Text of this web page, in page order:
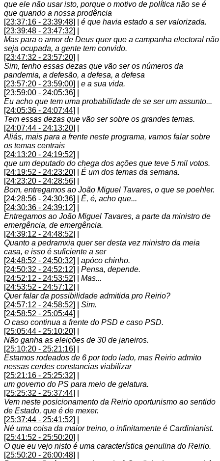
que ele não usar isto, porque o motivo de política não se é
que quando a nossa prodência
[23:37:16 - 23:39:48]
é que havia estado a ser valorizada.
[23:39:48 - 23:47:32]
Mas para o amor de Deus quer que a campanha electoral não
seja ocupada, a gente tem convido.
[23:47:32 - 23:57:20]
Sim, tenho essas dezas que vão ser os números da
pandemia, a defesão, a defesa, a defesa
[23:57:20 - 23:59:00]
e a sua vida.
[23:59:00 - 24:05:36]
Eu acho que tem uma probabilidade de se ser um assunto...
[24:05:36 - 24:07:44]
Tem essas dezas que vão ser sobre os grandes temas.
[24:07:44 - 24:13:20]
Aliás, mais para a frente neste programa, vamos falar sobre
os temas centrais
[24:13:20 - 24:19:52]
que um deputado do chega dos ações que teve 5 mil votos.
[24:19:52 - 24:23:20]
É um dos temas da semana.
[24:23:20 - 24:28:56]
Bom, entregamos ao João Miguel Tavares, o que se poehler.
[24:28:56 - 24:30:36]
É, é, acho que...
[24:30:36 - 24:39:12]
Entregamos ao João Miguel Tavares, a parte da ministro de
emergência, de emergência.
[24:39:12 - 24:48:52]
Quanto a pedramxia quer ser desta vez ministro da meia
casa, e isso é suficiente a ser
[24:48:52 - 24:50:32]
apóco chinho.
[24:50:32 - 24:52:12]
Pensa, depende.
[24:52:12 - 24:53:52]
Mas...
[24:53:52 - 24:57:12]
Quer falar da possibilidade admitida pro Reirio?
[24:57:12 - 24:58:52]
Sim.
[24:58:52 - 25:05:44]
O caso continua a frente do PSD e caso PSD.
[25:05:44 - 25:10:20]
Não ganha as eleições de 30 de janeiros.
[25:10:20 - 25:21:16]
Estamos rodeados de 6 por todo lado, mas Reirio admito
nessas cerdes constancias viabilizar
[25:21:16 - 25:25:32]
um governo do PS para meio de gelatura.
[25:25:32 - 25:37:44]
Vem neste posicionamento da Reirio oportunismo ao sentido
de Estado, que é de mexer.
[25:37:44 - 25:41:52]
Né uma coisa da maior treino, o infinitamente é Cardinianist.
[25:41:52 - 25:50:20]
O que eu vejo nisto é uma característica genulina do Reirio.
[25:50:20 - 26:00:48]